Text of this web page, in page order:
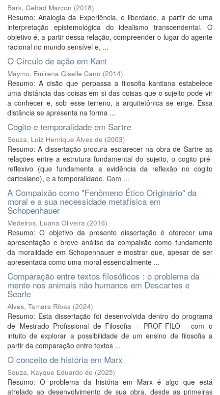
Bark, Gehad Marcon (2018)
Resumo: Analogia da Experiência, e liberdade, a partir de uma
interpretação epistemológica do idealismo transcendental. O
objetivo é, a partir dessa relação, compreender o lugar do agente
racional no mundo sensível e, ...
O Círculo de ação em Kant
Maymo, Emirena Giselle Cano (2014)
Resumo: A cisão que perpassa a filosofia kantiana estabelece
uma distância das coisas em si das coisas que o sujeito pode vir
a conhecer e, sob esse terreno, a arquitetônica se erige. Essa
distância se apresenta na forma ...
Cogito e temporalidade em Sartre
Souza, Luiz Henrique Alves de (2003)
Resumo: A dissertação procura esclarecer na obra de Sartre as
relações entre a estrutura fundamental do sujeito, o cogito pré-
reflexivo (que fundamenta a evidência da reflexão no cogito
cartesiano), e a temporalidade. Com ...
A Compaixão como "Fenômeno Ético Originário" da
moral e a sua necessidade metafísica em
Schopenhauer
Medeiros, Luana Oliveira (2016)
Resumo: O objetivo da presente dissertação é oferecer uma
apresentação e breve análise da compaixão como fundamento
da moralidade em Schopenhauer e mostrar que, apesar de ser
apresentada como uma moral essencialmente ...
Comparação entre textos filosóficos : o problema da
mente nos animais não humanos em Descartes e
Searle
Alves, Tamara Ribas (2024)
Resumo: Esta dissertação foi desenvolvida dentro do programa
de Mestrado Profissional de Filosofia – PROF-FILO - com o
intuito de explorar a possibilidade de um ensino de filosofia a
partir da comparação entre textos ...
O conceito de história em Marx
Souza, Kayque Eduardo de (2025)
Resumo: O problema da história em Marx é algo que está
atrelado ao desenvolvimento de sua obra, desde as primeiras